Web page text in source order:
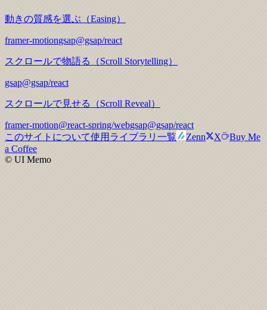
動きの質感を選ぶ（Easing）
framer-motiongsap@gsap/react
スクロールで物語る（Scroll Storytelling）
gsap@gsap/react
スクロールで見せる（Scroll Reveal）
framer-motion@react-spring/webgsap@gsap/react
このサイトについて使用ライブラリ一覧 Zenn X
Buy Me
a Coffee
© UI Memo